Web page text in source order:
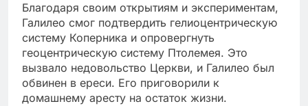
Благодаря своим открытиям и экспериментам,
Галилео смог подтвердить гелиоцентрическую
систему Коперника и опровергнуть
геоцентрическую систему Птолемея. Это
вызвало недовольство Церкви, и Галилео был
обвинен в ереси. Его приговорили к
домашнему аресту на остаток жизни.